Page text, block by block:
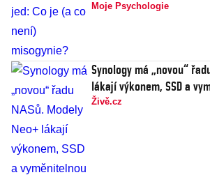
Moje Psychologie
Synology má „novou“
lákají výkonem, SSD a
Živě.cz